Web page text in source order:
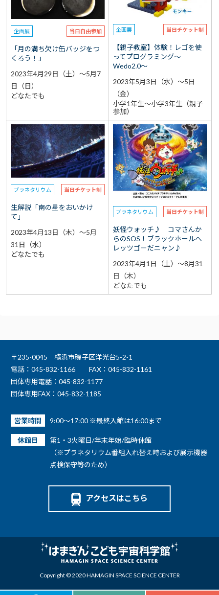
企画展 当日自由参加
「月の満ち欠け缶バッジをつ
くろう！」
2023年4月29日（土）～5月7
日（日）
どなたでも
企画展 当日チケット制
【親子教室】体験！レゴを使
ってプログラミング～
Wedo2.0～
2023年5月3日（水）～5日
（金）
小学1年生～小学3年生（親子
参加）
プラネタリウム 当日チケット制
生解説「南の星をおいかけ
て」
2023年4月13日（木）～5月
31日（水）
どなたでも
プラネタリウム 当日チケット制
妖怪ウォッチ♪ コマさんか
らのSOS！ブラックホールへ
レッツゴーだニャン♪
2023年4月1日（土）～8月31
日（木）
どなたでも
〒235-0045 横浜市磯子区洋光台5-2-1
電話：045-832-1166
FAX：045-832-1161
団体専用電話：045-832-1177
団体専用FAX：045-832-1185
営業時間 9:00～17:00 ※最終入館は16:00まで
休館日
第1・3火曜日/年末年始/臨時休館
（※プラネタリウム番組入れ替え時および展示機器
点検保守等のため）
アクセスはこちら
Copyright © 2020 HAMAGIN SPACE SCIENCE CENTER